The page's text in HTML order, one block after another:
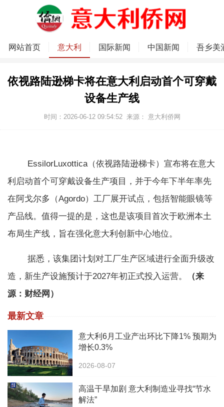
网站首页 意大利 国际新闻 中国新闻 吾乡美
依视路陆逊梯卡将在意大利启动首个可穿戴
设备生产线
时间：2026-06-12 09:54:52 来源： 意大利侨网
EssilorLuxottica（依视路陆逊梯卡）宣布将在意大
利启动首个可穿戴设备生产项目，并于今年下半年率先
在阿戈尔多（Agordo）工厂展开试点，包括智能眼镜等
产品线。值得一提的是，这也是该项目首次于欧洲本土
布局生产线，旨在强化意大利创新中心地位。
据悉，该集团计划对工厂生产区域进行全面升级改
造，新生产设施预计于2027年初正式投入运营。
（来
源：财经网）
最新文章
意大利6月工业产出环比下降1% 预期为
增长0.3%
2026-08-07
高温干旱加剧 意大利制造业寻找“节水
解法”